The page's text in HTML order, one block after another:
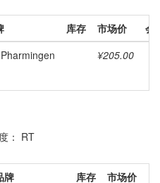
库存 市场价
会
¥205.00
： RT
牌 库存 市场价